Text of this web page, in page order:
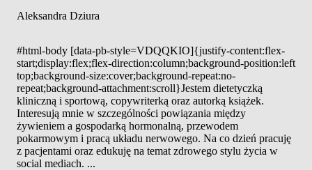
Aleksandra Dziura
#html-body [data-pb-style=VDQQKIO]{justify-content:flex-
start;display:flex;flex-direction:column;background-position:left
top;background-size:cover;background-repeat:no-
repeat;background-attachment:scroll}Jestem dietetyczką
kliniczną i sportową, copywriterką oraz autorką książek.
Interesują mnie w szczególności powiązania między
żywieniem a gospodarką hormonalną, przewodem
pokarmowym i pracą układu nerwowego. Na co dzień pracuję
z pacjentami oraz edukuję na temat zdrowego stylu życia w
social mediach. ...